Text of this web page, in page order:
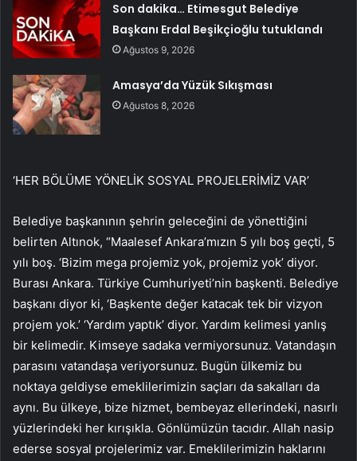
Son dakika… Etimesgut Belediye
Başkanı Erdal Beşikçioğlu tutuklandı
Ağustos 9, 2026
Amasya’da Yüzük Sıkışması
Ağustos 8, 2026
‘HER BÖLÜME YÖNELİK SOSYAL PROJELERİMİZ VAR’
Belediye başkanının şehrin geleceğini de yönettiğini
belirten Altınok, “Maalesef Ankara’mızın 5 yılı boş geçti, 5
yılı boş. ‘Bizim mega projemiz yok, projemiz yok’ diyor.
Burası Ankara. Türkiye Cumhuriyeti’nin başkenti. Belediye
başkanı diyor ki, ‘Başkente değer katacak tek bir vizyon
projem yok.’ ‘Yardım yaptık’ diyor. Yardım kelimesi yanlış
bir kelimedir. Kimseye sadaka vermiyorsunuz. Vatandaşın
parasını vatandaşa veriyorsunuz. Bugün ülkemiz bu
noktaya geldiyse emeklilerimizin saçları da sakalları da
aynı. Bu ülkeye, bize hizmet, bembeyaz ellerindeki, nasırlı
yüzlerindeki her kırışıkla. Gönlümüzün tacıdır. Allah nasip
ederse sosyal projelerimiz var. Emeklilerimizin haklarını